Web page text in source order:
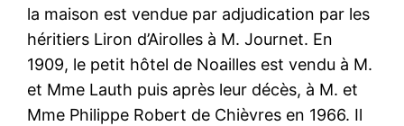
la maison est vendue par adjudication par les
héritiers Liron d’Airolles à M. Journet. En
1909, le petit hôtel de Noailles est vendu à M.
et Mme Lauth puis après leur décès, à M. et
Mme Philippe Robert de Chièvres en 1966. Il